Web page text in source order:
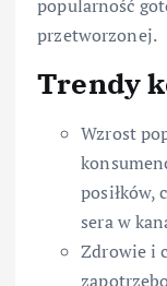
popularność
przetworzonej.
Trendy
Wzrost
posiłków,
sera w
Zdrowie i